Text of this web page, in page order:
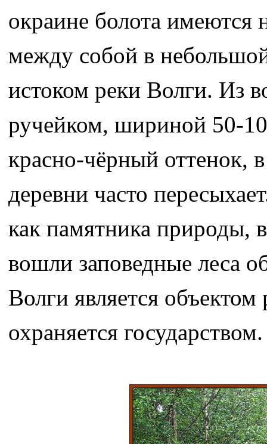
окраине болота имеются
между собой в
истоком реки Волги. Из
ручейком, шириной 50-
красно-чёрный оттенок,
деревни часто
как памятника природы,
вошли заповедные леса
Волги является
охраняется государством.